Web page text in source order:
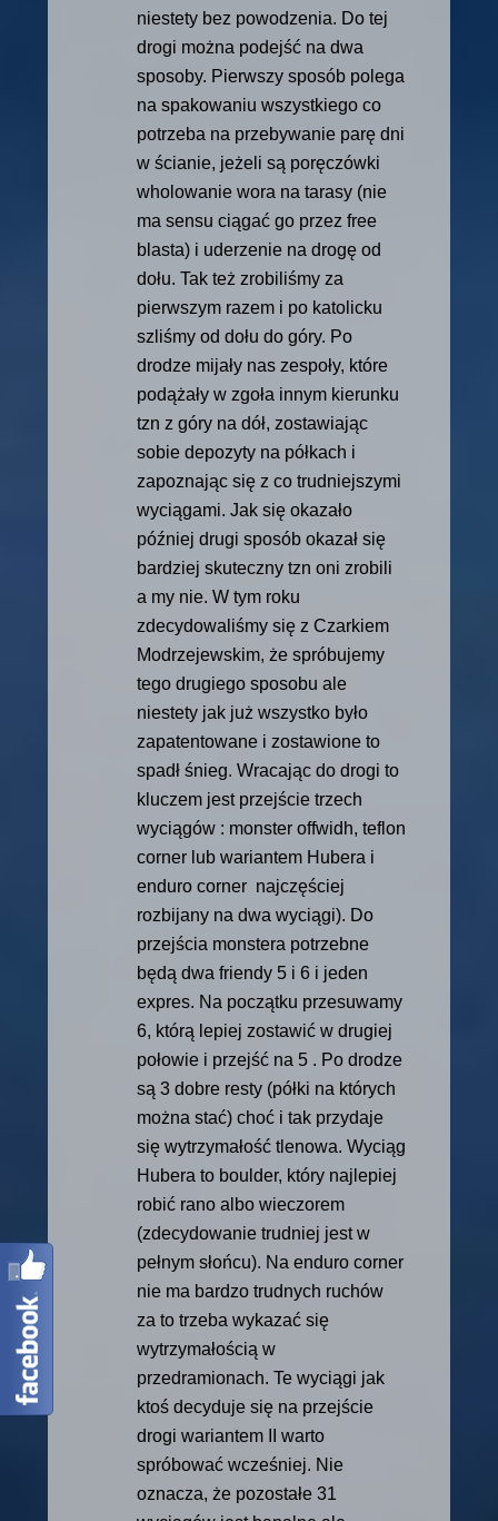
niestety bez powodzenia. Do tej
drogi można podejść na dwa
sposoby. Pierwszy sposób polega
na spakowaniu wszystkiego co
potrzeba na przebywanie parę dni
w ścianie, jeżeli są poręczówki
wholowanie wora na tarasy (nie
ma sensu ciągać go przez free
blasta) i uderzenie na drogę od
dołu. Tak też zrobiliśmy za
pierwszym razem i po katolicku
szliśmy od dołu do góry. Po
drodze mijały nas zespoły, które
podążały w zgoła innym kierunku
tzn z góry na dół, zostawiając
sobie depozyty na półkach i
zapoznając się z co trudniejszymi
wyciągami. Jak się okazało
później drugi sposób okazał się
bardziej skuteczny tzn oni zrobili
a my nie. W tym roku
zdecydowaliśmy sięz Czarkiem
Modrzejewskim, że spróbujemy
tego drugiego sposobu ale
niestety jak już wszystko było
zapatentowane i zostawione to
spadł śnieg. Wracając do drogi to
kluczem jest przejście trzech
wyciągów : monster offwidh, teflon
corner lub wariantem Hubera i
enduro corner najczęściej
rozbijany na dwa wyciągi). Do
przejścia monstera potrzebne
będą dwa friendy 5 i 6 i jeden
expres. Na początku przesuwamy
6, którą lepiej zostawić w drugiej
połowie i przejść na 5 . Po drodze
są 3 dobre resty (półki na których
można stać) choć i tak przydaje
się wytrzymałość tlenowa. Wyciąg
Hubera to boulder, który najlepiej
robić rano albo wieczorem
(zdecydowanie trudniej jest w
pełnym słońcu). Na enduro corner
nie ma bardzo trudnych ruchów
za to trzeba wykazać się
wytrzymałością w
przedramionach. Te wyciągi jak
ktoś decyduje się na przejście
drogi wariantem II warto
spróbować wcześniej. Nie
oznacza, że pozostałe 31